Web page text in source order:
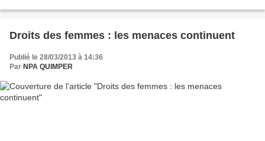
Droits des femmes : les menaces continuent
Publié le 28/03/2013 à 14:36
Par NPA QUIMPER